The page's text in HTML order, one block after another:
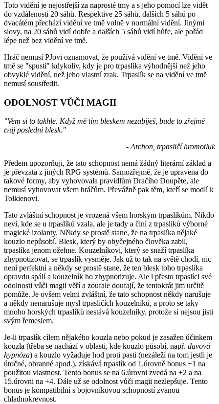
Toto vidění je nejostřejší za naprosté tmy a s jeho pomocí lze vidět
do vzdálenosti 20 sáhů. Respektive 25 sáhů, dalších 5 sáhů po
dvacátém přechází vidění ve tmě volně v normální vidění. Jinými
slovy, na 20 sáhů vidí dobře a dalších 5 sáhů vidí hůře, ale pořád
lépe než bez vidění ve tmě.
Hráč nemusí PJovi oznamovat, že používá vidění ve tmě. Vidění ve
tmě se "spustí" kdykoliv, kdy je pro trpaslíka výhodnější než jeho
obvyklé vidění, než jeho vlastní zrak. Trpaslík se na vidění ve tmě
nemusí soustředit.
ODOLNOST VŮČI MAGII
"Vem si to takhle. Když mě tím bleskem nezabiješ, bude to zřejmě
tvůj poslední blesk."
- Archon, trpasličí hromotluk
Předem upozorňuji, že tato schopnost nemá žádný literární základ a
je převzata z jiných RPG systémů. Samozřejmě, že je upravena do
takové formy, aby vyhovovala pravidlům Dračího Doupěte, ale
nemusí vyhovovat všem hráčům. Převážně pak těm, kteří se modlí k
Tolkienovi.
Tato zvláštní schopnost je vrozená všem horským trpaslíkům. Nikdo
neví, kde se u trpaslíků vzala, ale je tady a činí z trpaslíků výborné
magické izolanty. Někdy se prostě stane, že na trpaslíka nějaké
kouzlo nepůsobí. Blesk, který by obyčejného člověka zabil,
trpaslíka jenom ožehne. Kouzelníkovi, který se snaží trpaslíka
zhypnotizovat, se trpaslík vysměje. Jak už to tak na světě chodí, nic
není perfektní a někdy se prostě stane, že ten blesk toho trpaslíka
opravdu spálí a kouzelník ho zhypnotizuje. Ale i přesto trpaslíci své
odolnosti vůči magii věří a zoufale doufají, že tentokrát jim určitě
pomůže. Je ovšem velmi zvláštní, že tato schopnost někdy narušuje
a někdy nenarušuje mysl trpasličích kouzelníků, a proto se taky
mnoho horských trpaslíků nestává kouzelníky, protože si nejsou jisti
svým řemeslem.
Je-li trpaslík cílem nějakého kouzla nebo pokud je zasažen účinkem
kouzla (třeba se nachází v oblasti, kde kouzlo působí, např. davová
hypnóza) a kouzlo vyžaduje hod proti pasti (nezáleží na tom jestli je
útočné, obranné apod.), získává trpaslík od 1.úrovně bonus +1 na
použitou vlastnost. Tento bonus se na 6.úrovni zvedá na +2 a na
15.úrovni na +4. Dále už se odolnost vůči magii nezlepšuje. Tento
bonus je kompatibilní s bojovníkovou schopností zvanou
chladnokrevnost.